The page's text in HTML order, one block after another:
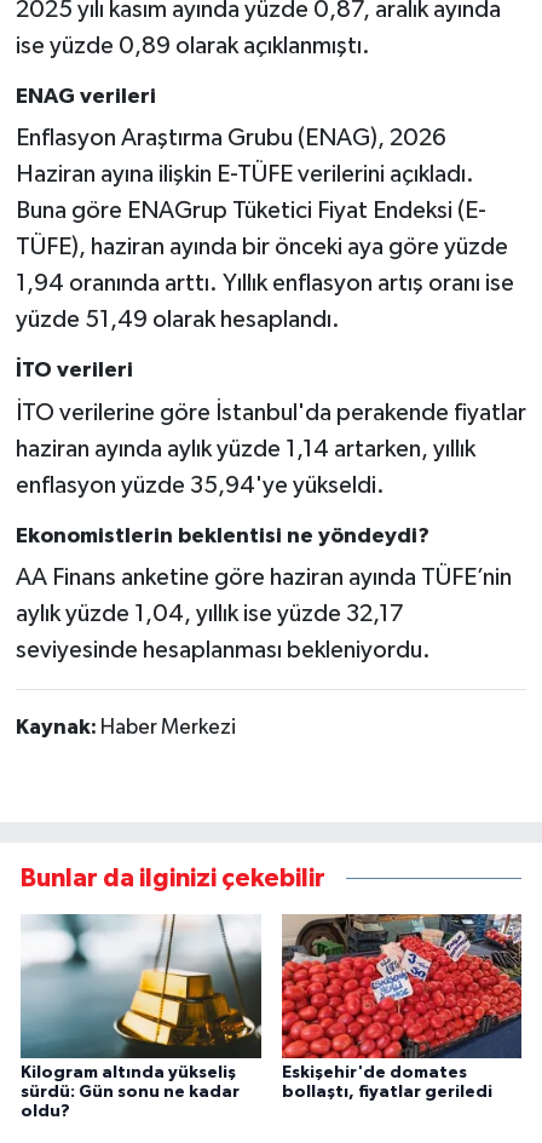
2025 yılı kasım ayında yüzde 0,87, aralık ayında
ise yüzde 0,89 olarak açıklanmıştı.
ENAG verileri
Enflasyon Araştırma Grubu (ENAG), 2026
Haziran ayına ilişkin E-TÜFE verilerini açıkladı.
Buna göre ENAGrup Tüketici Fiyat Endeksi (E-
TÜFE), haziran ayında bir önceki aya göre yüzde
1,94 oranında arttı. Yıllık enflasyon artış oranı ise
yüzde 51,49 olarak hesaplandı.
İTO verileri
İTO verilerine göre İstanbul'da perakende fiyatlar
haziran ayında aylık yüzde 1,14 artarken, yıllık
enflasyon yüzde 35,94'ye yükseldi.
Ekonomistlerin beklentisi ne yöndeydi?
AA Finans anketine göre haziran ayında TÜFE’nin
aylık yüzde 1,04, yıllık ise yüzde 32,17
seviyesinde hesaplanması bekleniyordu.
Kaynak: Haber Merkezi
Bunlar da ilginizi çekebilir
Kilogram altında yükseliş
sürdü: Gün sonu ne kadar
oldu?
Eskişehir'de domates
bollaştı, fiyatlar geriledi